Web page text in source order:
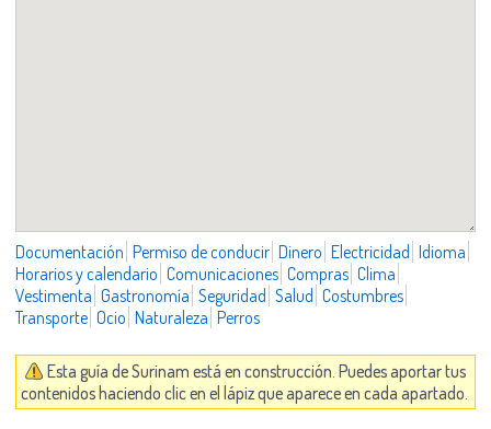
Documentación Permiso de conducir Dinero Electricidad Idioma
Horarios y calendario Comunicaciones Compras Clima
Vestimenta Gastronomía Seguridad Salud Costumbres
Transporte Ocio Naturaleza Perros
Esta guía de Surinam está en construcción. Puedes aportar tus
contenidos haciendo clic en el lápiz que aparece en cada apartado.